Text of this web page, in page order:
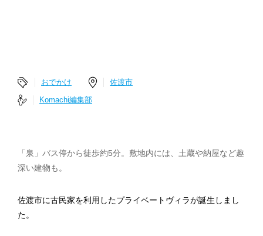
おでかけ
佐渡市
Komachi編集部
「泉」バス停から徒歩約5分。敷地内には、土蔵や納屋など趣
深い建物も。
佐渡市に古民家を利用したプライベートヴィラが誕生しまし
た。